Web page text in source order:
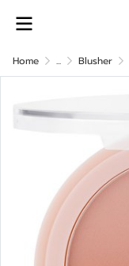
Home ... Blusher